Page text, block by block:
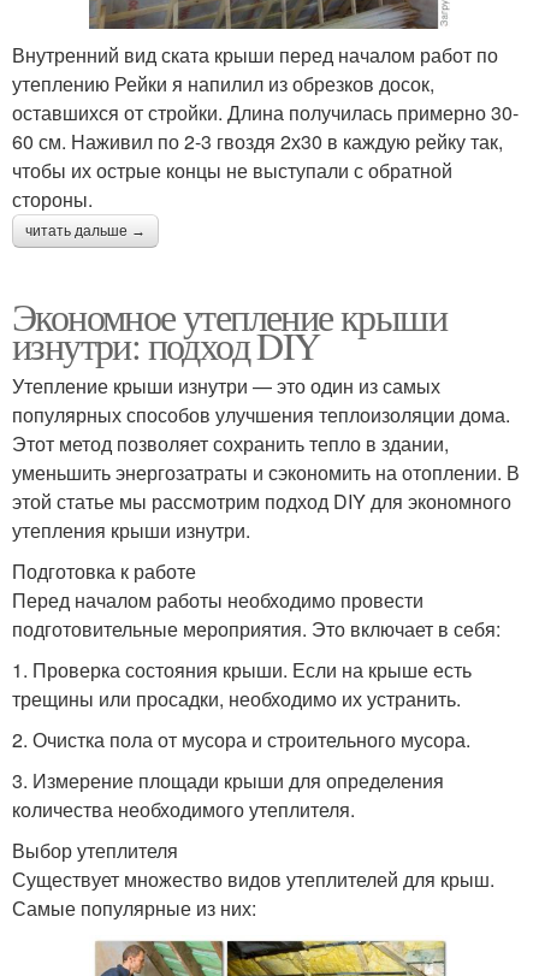
Внутренний вид ската крыши перед началом работ по
утеплению Рейки я напилил из обрезков досок,
оставшихся от стройки. Длина получилась примерно 30-
60 см. Наживил по 2-3 гвоздя 2х30 в каждую рейку так,
чтобы их острые концы не выступали с обратной
стороны.
читать дальше →
Экономное утепление крыши
изнутри: подход DIY
Утепление крыши изнутри — это один из самых
популярных способов улучшения теплоизоляции дома.
Этот метод позволяет сохранить тепло в здании,
уменьшить энергозатраты и сэкономить на отоплении. В
этой статье мы рассмотрим подход DIY для экономного
утепления крыши изнутри.
Подготовка к работе
Перед началом работы необходимо провести
подготовительные мероприятия. Это включает в себя:
1. Проверка состояния крыши. Если на крыше есть
трещины или просадки, необходимо их устранить.
2. Очистка пола от мусора и строительного мусора.
3. Измерение площади крыши для определения
количества необходимого утеплителя.
Выбор утеплителя
Существует множество видов утеплителей для крыш.
Самые популярные из них: